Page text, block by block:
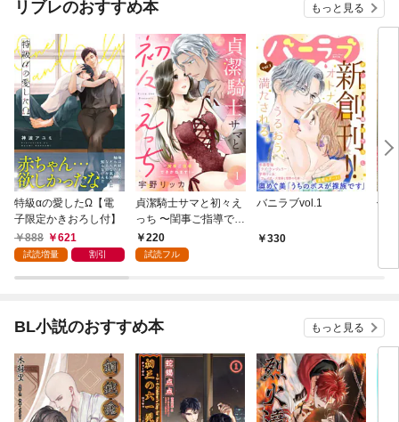
リブレのおすすめ本 もっと見る
特級αの愛したΩ【電
子限定かきおろし付】
888
621
試読増量 割引
貞潔騎士サマと初々え
っち 〜閨事ご指導でき
かねます！〜（1）
220
試読フル
バニラブvol.1
330
偽
BL小説のおすすめ本 もっと見る